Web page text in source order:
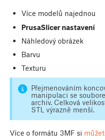
Více modelů najednou
PrusaSlicer nastavení
Náhledový obrázek
Barvu
Texturu
Přejmenováním
manipulaci se
archiv. Celková
STL výrazně menší.
Více o formátu 3MF si